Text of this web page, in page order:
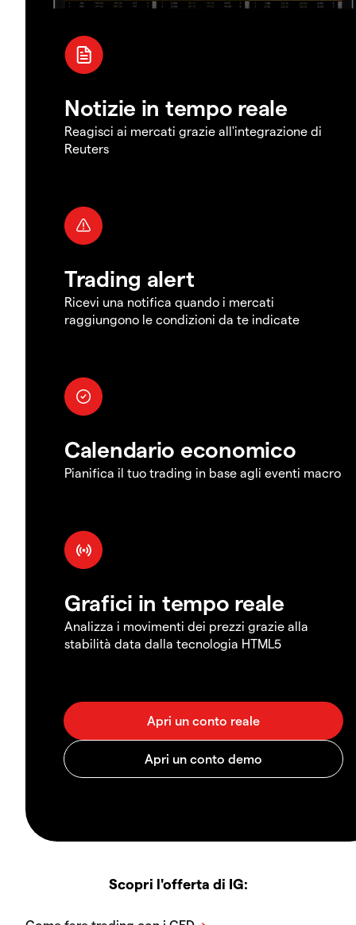
Notizie in tempo reale
Reagisci ai mercati grazie all'integrazione di
Reuters
Trading alert
Ricevi una notifica quando i mercati
raggiungono le condizioni da te indicate
Calendario economico
Pianifica il tuo trading in base agli eventi macro
Grafici in tempo reale
Analizza i movimenti dei prezzi grazie alla
stabilità data dalla tecnologia HTML5
Scopri l'offerta di IG: